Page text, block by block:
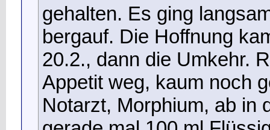
gehalten. Es ging
bergauf. Die Hoffnung
20.2., dann die Umkehr.
Appetit weg, kaum noch
Notarzt, Morphium, ab in